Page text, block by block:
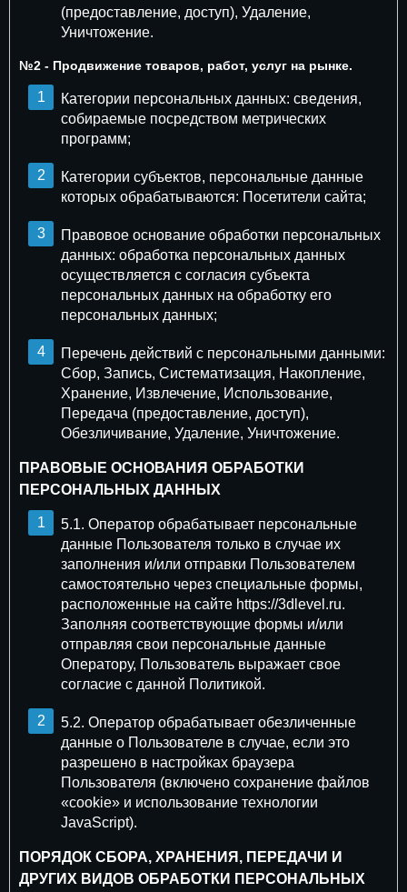
(предоставление, доступ), Удаление,
Уничтожение.
№2 - Продвижение товаров, работ, услуг на рынке.
Категории персональных данных: сведения,
собираемые посредством метрических
программ;
Категории субъектов, персональные данные
которых обрабатываются: Посетители сайта;
Правовое основание обработки персональных
данных: обработка персональных данных
осуществляется с согласия субъекта
персональных данных на обработку его
персональных данных;
Перечень действий с персональными данными:
Сбор, Запись, Систематизация, Накопление,
Хранение, Извлечение, Использование,
Передача (предоставление, доступ),
Обезличивание, Удаление, Уничтожение.
ПРАВОВЫЕ ОСНОВАНИЯ ОБРАБОТКИ
ПЕРСОНАЛЬНЫХ ДАННЫХ
5.1. Оператор обрабатывает персональные
данные Пользователя только в случае их
заполнения и/или отправки Пользователем
самостоятельно через специальные формы,
расположенные на сайте https://3dlevel.ru.
Заполняя соответствующие формы и/или
отправляя свои персональные данные
Оператору, Пользователь выражает свое
согласие с данной Политикой.
5.2. Оператор обрабатывает обезличенные
данные о Пользователе в случае, если это
разрешено в настройках браузера
Пользователя (включено сохранение файлов
«cookie» и использование технологии
JavaScript).
ПОРЯДОК СБОРА, ХРАНЕНИЯ, ПЕРЕДАЧИ И
ДРУГИХ ВИДОВ ОБРАБОТКИ ПЕРСОНАЛЬНЫХ